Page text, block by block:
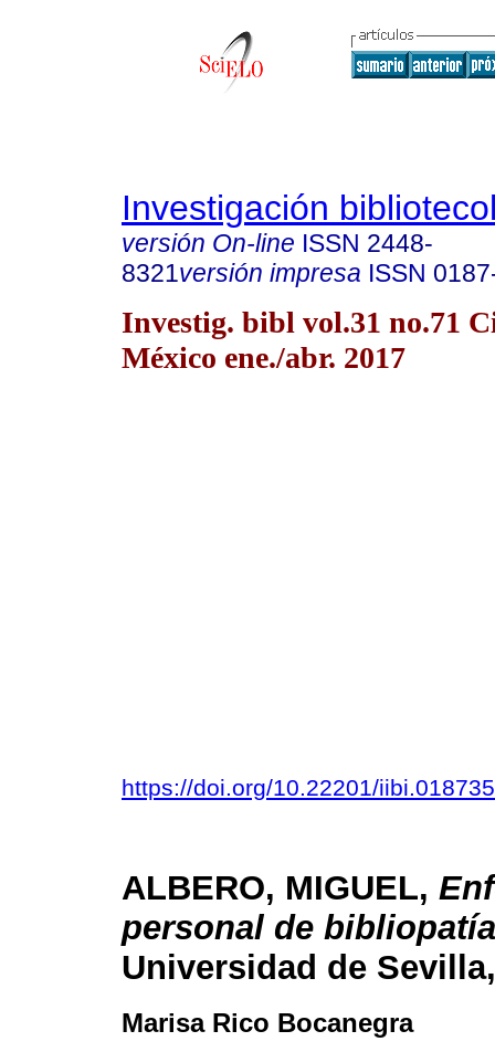
Investigación
versión On-line ISSN 2448-
8321versión impresa ISSN
Investig. bibl vol.31 no.71
México ene./abr. 2017
https://doi.org/10.22201/
ALBERO, MIGUEL,
personal de
Universidad de
Marisa Rico Bocanegra